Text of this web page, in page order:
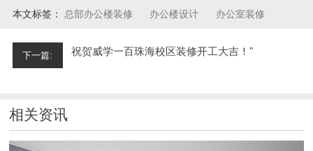
本文标签： 总部办公楼装修 办公楼设计 办公室装修
下一篇: 祝贺威学一百珠海校区装修开工大吉！"
相关资讯